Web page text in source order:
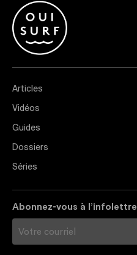
Articles
Vidéos
Guides
Dossiers
Séries
Abonnez-vous à l’infolettre